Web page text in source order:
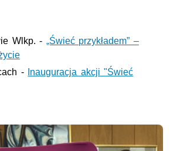
Wlkp. - „Świeć przykładem” –
-
Inauguracja akcji "Świeć